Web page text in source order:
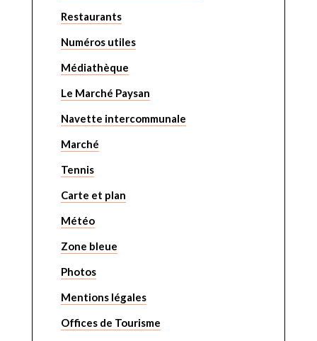
Restaurants
Numéros utiles
Médiathèque
Le Marché Paysan
Navette intercommunale
Marché
Tennis
Carte et plan
Météo
Zone bleue
Photos
Mentions légales
Offices de Tourisme